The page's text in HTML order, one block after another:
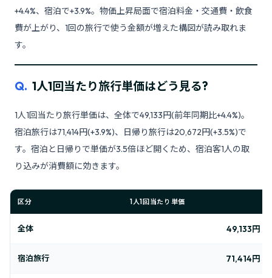
+4.4%、宿泊で+3.9%。物価上昇局面で宿泊料金・交通費・飲食
費が上がり、1回の旅行で使う金額が増えた構図が読み取れま
す。
Q. 1人1回当たり旅行単価はどう見る?
1人1回当たり旅行単価は、全体で49,133円(前年同期比+4.4%)。
宿泊旅行は71,414円(+3.9%)、日帰り旅行は20,672円(+3.5%)で
す。宿泊と日帰りで単価が3.5倍ほど開くため、宿泊客1人の取
り込みが消費額に効きます。
区分 1人1回当たり単価
全体 49,133円
宿泊旅行 71,414円